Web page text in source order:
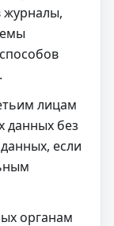
журналы,
лицам
данных без
если
органам